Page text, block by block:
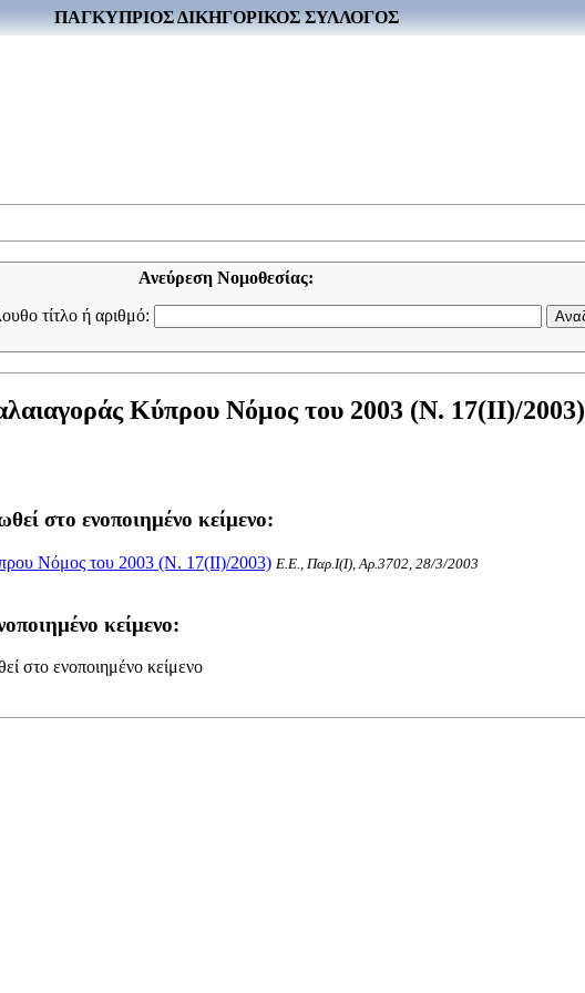
ΠΑΓΚΥΠΡΙΟΣ ΔΙΚΗΓΟΡΙΚΟΣ ΣΥΛΛΟΓΟΣ
Ανεύρεση Νομοθεσίας:
τίτλο ή αριθμό:
Κύπρου Νόμος του 2003 (Ν. 17(II)/2003)
στο ενοποιημένο κείμενο:
Νόμος του 2003 (Ν. 17(II)/2003) Ε.Ε., Παρ.Ι(I), Αρ.3702, 28/3/2003
κείμενο:
στο ενοποιημένο κείμενο